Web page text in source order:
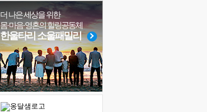
꿈이 실제가 되는 것
'말 타는 법'을 먼저
졸업식 사진을 보며
극심한 변비, 어깨결림, 수면 장애
아픈 아버지를 위한 공간 설계
보고 싶은 어머니
유년 시절의 부산 영도 바다
못된 꼰대들
#도움
#아이들
#비전캠프
#독서
#계획
#명상
#리더
#독서캠프
#경험
#나눔
#힐링
#희망
#사람
더 나은 세상을 위한
몸·마음·영혼의 힐링공동체
한울타리 소울패밀리